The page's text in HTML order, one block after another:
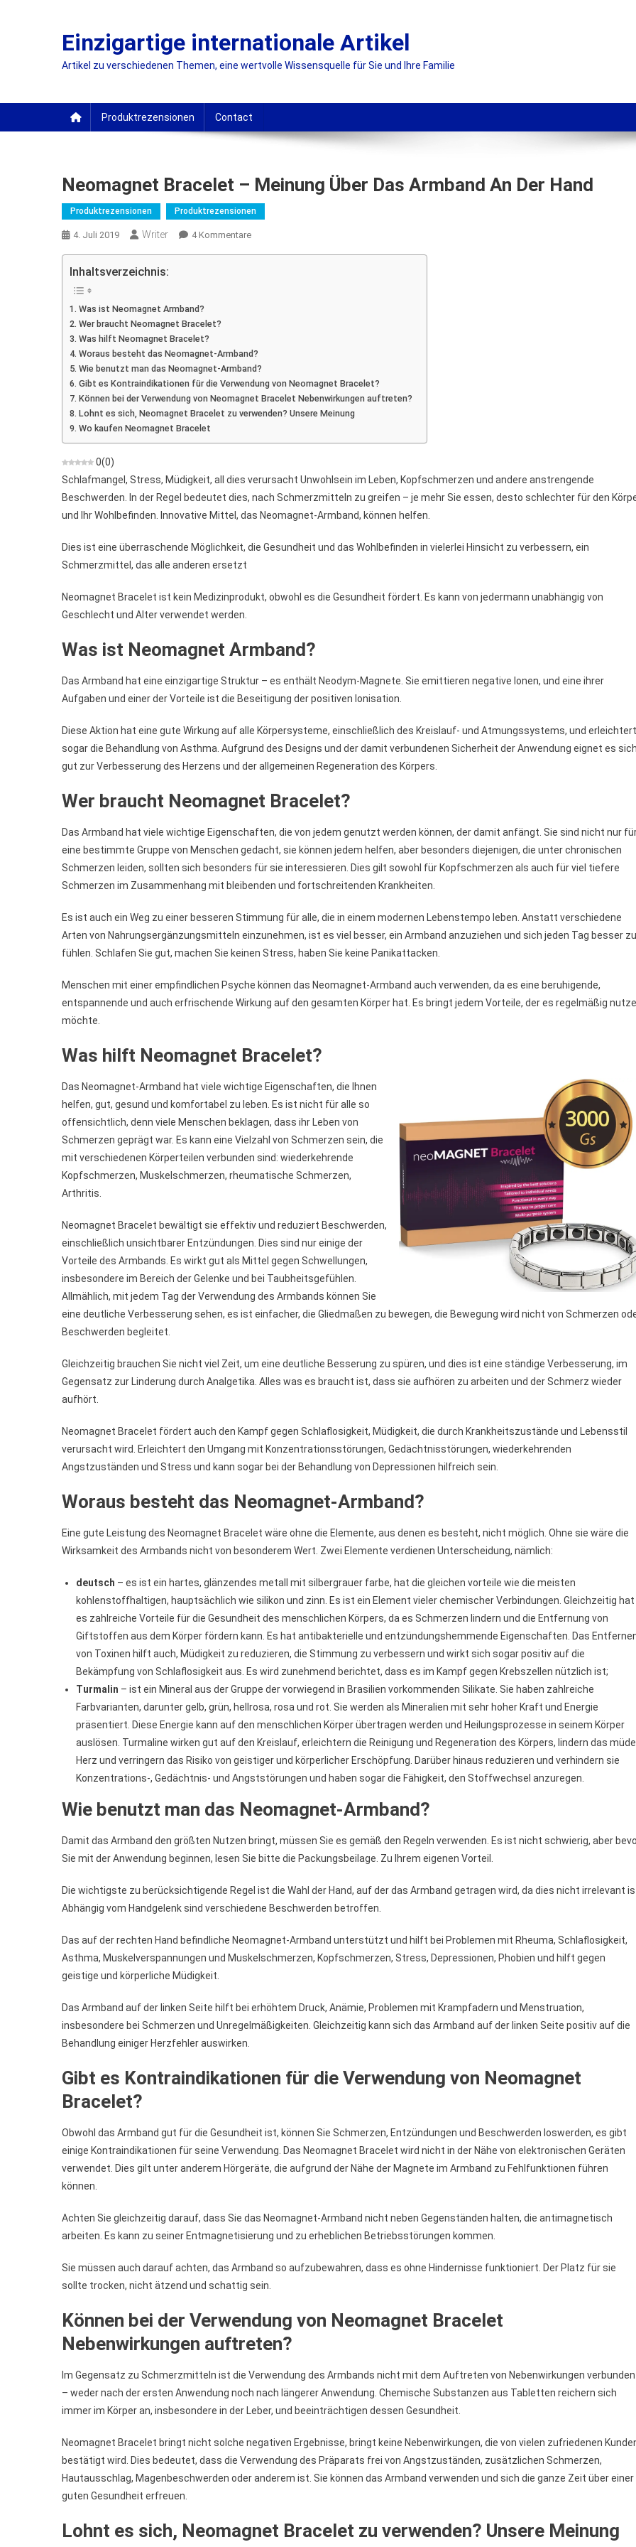
Einzigartige internationale Artikel
Artikel zu verschiedenen Themen, eine wertvolle Wissensquelle für Sie und Ihre Familie
Produktrezensionen Contact
Neomagnet Bracelet – Meinung Über Das Armband An Der Hand
Produktrezensionen Produktrezensionen
4. Juli 2019 Writer 4 KommentareZu
Armband
An
Der
Hand
Inhaltsverzeichnis:
Was ist Neomagnet Armband?
Wer braucht Neomagnet Bracelet?
Was hilft Neomagnet Bracelet?
Woraus besteht das Neomagnet-Armband?
Wie benutzt man das Neomagnet-Armband?
Gibt es Kontraindikationen für die Verwendung von Neomagnet Bracelet?
Können bei der Verwendung von Neomagnet Bracelet Nebenwirkungen auftreten?
Lohnt es sich, Neomagnet Bracelet zu verwenden? Unsere Meinung
Wo kaufen Neomagnet Bracelet
0(0)
Schlafmangel, Stress, Müdigkeit, all dies verursacht Unwohlsein im Leben, Kopfschmerzen und andere anstrengende
Beschwerden. In der Regel bedeutet dies, nach Schmerzmitteln zu greifen – je mehr Sie essen, desto schlechter für den
und Ihr Wohlbefinden. Innovative Mittel, das Neomagnet-Armband, können helfen.
Dies ist eine überraschende Möglichkeit, die Gesundheit und das Wohlbefinden in vielerlei Hinsicht zu verbessern, ein
Schmerzmittel, das alle anderen ersetzt
Neomagnet Bracelet ist kein Medizinprodukt, obwohl es die Gesundheit fördert. Es kann von jedermann unabhängig von
Geschlecht und Alter verwendet werden.
Was ist Neomagnet Armband?
Das Armband hat eine einzigartige Struktur – es enthält Neodym-Magnete. Sie emittieren negative Ionen, und eine ihrer
Aufgaben und einer der Vorteile ist die Beseitigung der positiven Ionisation.
Diese Aktion hat eine gute Wirkung auf alle Körpersysteme, einschließlich des Kreislauf- und Atmungssystems, und erleichtert
sogar die Behandlung von Asthma. Aufgrund des Designs und der damit verbundenen Sicherheit der Anwendung eignet es sich
gut zur Verbesserung des Herzens und der allgemeinen Regeneration des Körpers.
Wer braucht Neomagnet Bracelet?
Das Armband hat viele wichtige Eigenschaften, die von jedem genutzt werden können, der damit anfängt. Sie sind nicht nur
eine bestimmte Gruppe von Menschen gedacht, sie können jedem helfen, aber besonders diejenigen, die unter chronischen
Schmerzen leiden, sollten sich besonders für sie interessieren. Dies gilt sowohl für Kopfschmerzen als auch für viel tiefere
Schmerzen im Zusammenhang mit bleibenden und fortschreitenden Krankheiten.
Es ist auch ein Weg zu einer besseren Stimmung für alle, die in einem modernen Lebenstempo leben. Anstatt verschiedene
Arten von Nahrungsergänzungsmitteln einzunehmen, ist es viel besser, ein Armband anzuziehen und sich jeden Tag besser zu
fühlen. Schlafen Sie gut, machen Sie keinen Stress, haben Sie keine Panikattacken.
Menschen mit einer empfindlichen Psyche können das Neomagnet-Armband auch verwenden, da es eine beruhigende,
entspannende und auch erfrischende Wirkung auf den gesamten Körper hat. Es bringt jedem Vorteile, der es regelmäßig
möchte.
Was hilft Neomagnet Bracelet?
Das Neomagnet-Armband hat viele wichtige Eigenschaften, die Ihnen
helfen, gut, gesund und komfortabel zu leben. Es ist nicht für alle so
offensichtlich, denn viele Menschen beklagen, dass ihr Leben von
Schmerzen geprägt war. Es kann eine Vielzahl von Schmerzen sein, die
mit verschiedenen Körperteilen verbunden sind: wiederkehrende
Kopfschmerzen, Muskelschmerzen, rheumatische Schmerzen,
Arthritis.
Neomagnet Bracelet bewältigt sie effektiv und reduziert Beschwerden,
einschließlich unsichtbarer Entzündungen. Dies sind nur einige der
Vorteile des Armbands. Es wirkt gut als Mittel gegen Schwellungen,
insbesondere im Bereich der Gelenke und bei Taubheitsgefühlen.
Allmählich, mit jedem Tag der Verwendung des Armbands können Sie
eine deutliche Verbesserung sehen, es ist einfacher, die Gliedmaßen zu bewegen, die Bewegung wird nicht von Schmerzen
Beschwerden begleitet.
Gleichzeitig brauchen Sie nicht viel Zeit, um eine deutliche Besserung zu spüren, und dies ist eine ständige Verbesserung, im
Gegensatz zur Linderung durch Analgetika. Alles was es braucht ist, dass sie aufhören zu arbeiten und der Schmerz wieder
aufhört.
Neomagnet Bracelet fördert auch den Kampf gegen Schlaflosigkeit, Müdigkeit, die durch Krankheitszustände und Lebensstil
verursacht wird. Erleichtert den Umgang mit Konzentrationsstörungen, Gedächtnisstörungen, wiederkehrenden
Angstzuständen und Stress und kann sogar bei der Behandlung von Depressionen hilfreich sein.
Woraus besteht das Neomagnet-Armband?
Eine gute Leistung des Neomagnet Bracelet wäre ohne die Elemente, aus denen es besteht, nicht möglich. Ohne sie wäre die
Wirksamkeit des Armbands nicht von besonderem Wert. Zwei Elemente verdienen Unterscheidung, nämlich:
deutsch – es ist ein hartes, glänzendes metall mit silbergrauer farbe, hat die gleichen vorteile wie die meisten
kohlenstoffhaltigen, hauptsächlich wie silikon und zinn. Es ist ein Element vieler chemischer Verbindungen. Gleichzeitig hat
es zahlreiche Vorteile für die Gesundheit des menschlichen Körpers, da es Schmerzen lindern und die Entfernung von
Giftstoffen aus dem Körper fördern kann. Es hat antibakterielle und entzündungshemmende Eigenschaften. Das
von Toxinen hilft auch, Müdigkeit zu reduzieren, die Stimmung zu verbessern und wirkt sich sogar positiv auf die
Bekämpfung von Schlaflosigkeit aus. Es wird zunehmend berichtet, dass es im Kampf gegen Krebszellen nützlich ist;
Turmalin – ist ein Mineral aus der Gruppe der vorwiegend in Brasilien vorkommenden Silikate. Sie haben zahlreiche
Farbvarianten, darunter gelb, grün, hellrosa, rosa und rot. Sie werden als Mineralien mit sehr hoher Kraft und Energie
präsentiert. Diese Energie kann auf den menschlichen Körper übertragen werden und Heilungsprozesse in seinem Körper
auslösen. Turmaline wirken gut auf den Kreislauf, erleichtern die Reinigung und Regeneration des Körpers, lindern das müde
Herz und verringern das Risiko von geistiger und körperlicher Erschöpfung. Darüber hinaus reduzieren und verhindern sie
Konzentrations-, Gedächtnis- und Angststörungen und haben sogar die Fähigkeit, den Stoffwechsel anzuregen.
Wie benutzt man das Neomagnet-Armband?
Damit das Armband den größten Nutzen bringt, müssen Sie es gemäß den Regeln verwenden. Es ist nicht schwierig, aber
Sie mit der Anwendung beginnen, lesen Sie bitte die Packungsbeilage. Zu Ihrem eigenen Vorteil.
Die wichtigste zu berücksichtigende Regel ist die Wahl der Hand, auf der das Armband getragen wird, da dies nicht irrelevant
Abhängig vom Handgelenk sind verschiedene Beschwerden betroffen.
Das auf der rechten Hand befindliche Neomagnet-Armband unterstützt und hilft bei Problemen mit Rheuma, Schlaflosigkeit,
Asthma, Muskelverspannungen und Muskelschmerzen, Kopfschmerzen, Stress, Depressionen, Phobien und hilft gegen
geistige und körperliche Müdigkeit.
Das Armband auf der linken Seite hilft bei erhöhtem Druck, Anämie, Problemen mit Krampfadern und Menstruation,
insbesondere bei Schmerzen und Unregelmäßigkeiten. Gleichzeitig kann sich das Armband auf der linken Seite positiv auf die
Behandlung einiger Herzfehler auswirken.
Gibt es Kontraindikationen für die Verwendung von Neomagnet
Bracelet?
Obwohl das Armband gut für die Gesundheit ist, können Sie Schmerzen, Entzündungen und Beschwerden loswerden, es gibt
einige Kontraindikationen für seine Verwendung. Das Neomagnet Bracelet wird nicht in der Nähe von elektronischen Geräten
verwendet. Dies gilt unter anderem Hörgeräte, die aufgrund der Nähe der Magnete im Armband zu Fehlfunktionen führen
können.
Achten Sie gleichzeitig darauf, dass Sie das Neomagnet-Armband nicht neben Gegenständen halten, die antimagnetisch
arbeiten. Es kann zu seiner Entmagnetisierung und zu erheblichen Betriebsstörungen kommen.
Sie müssen auch darauf achten, das Armband so aufzubewahren, dass es ohne Hindernisse funktioniert. Der Platz für sie
sollte trocken, nicht ätzend und schattig sein.
Können bei der Verwendung von Neomagnet Bracelet
Nebenwirkungen auftreten?
Im Gegensatz zu Schmerzmitteln ist die Verwendung des Armbands nicht mit dem Auftreten von Nebenwirkungen verbunden
– weder nach der ersten Anwendung noch nach längerer Anwendung. Chemische Substanzen aus Tabletten reichern sich
immer im Körper an, insbesondere in der Leber, und beeinträchtigen dessen Gesundheit.
Neomagnet Bracelet bringt nicht solche negativen Ergebnisse, bringt keine Nebenwirkungen, die von vielen zufriedenen
bestätigt wird. Dies bedeutet, dass die Verwendung des Präparats frei von Angstzuständen, zusätzlichen Schmerzen,
Hautausschlag, Magenbeschwerden oder anderem ist. Sie können das Armband verwenden und sich die ganze Zeit über einer
guten Gesundheit erfreuen.
Lohnt es sich, Neomagnet Bracelet zu verwenden? Unsere Meinung